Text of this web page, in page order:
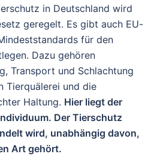
in Deutschland wird
geregelt. Es gibt auch EU-
für den
Dazu gehören
Transport und Schlachtung
Tierquälerei und die
Haltung. Hier liegt der
Der Tierschutz
wird, unabhängig davon,
Art gehört.